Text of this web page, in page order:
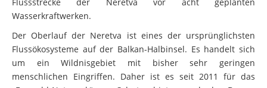
Flussstrecke der Neretva vor acht geplanten
Wasserkraftwerken.
Der Oberlauf der Neretva ist eines der ursprünglichsten
Flussökosysteme auf der Balkan-Halbinsel. Es handelt sich
um ein Wildnisgebiet mit bisher sehr geringen
menschlichen Eingriffen. Daher ist es seit 2011 für das